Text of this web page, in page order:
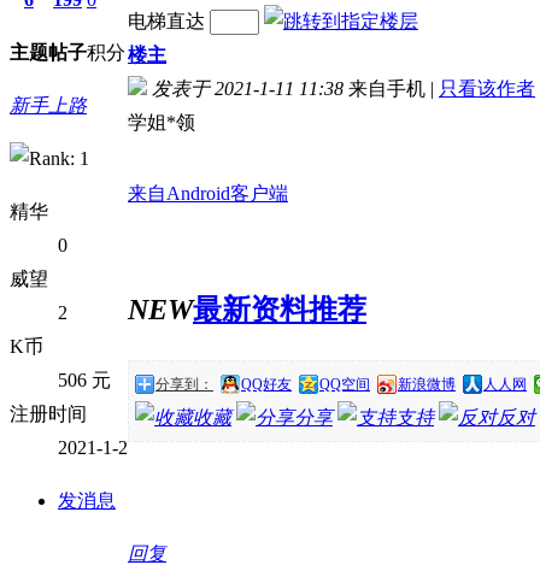
主题帖子积分
新手上路
精华
0
威望
2
K币
506 元
注册时间
2021-1-2
发消息
电梯直达
楼主
发表于 2021-1-11 11:38 来自手机 | 只看该作者
学姐*领
来自Android客户端
NEW最新资料推荐
分享到： QQ好友 QQ空间 新浪微博 人人网
收藏 分享 支持 反对
回复